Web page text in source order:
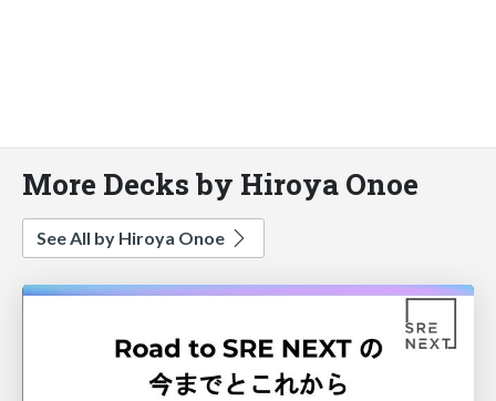
More Decks by Hiroya Onoe
See All by Hiroya Onoe